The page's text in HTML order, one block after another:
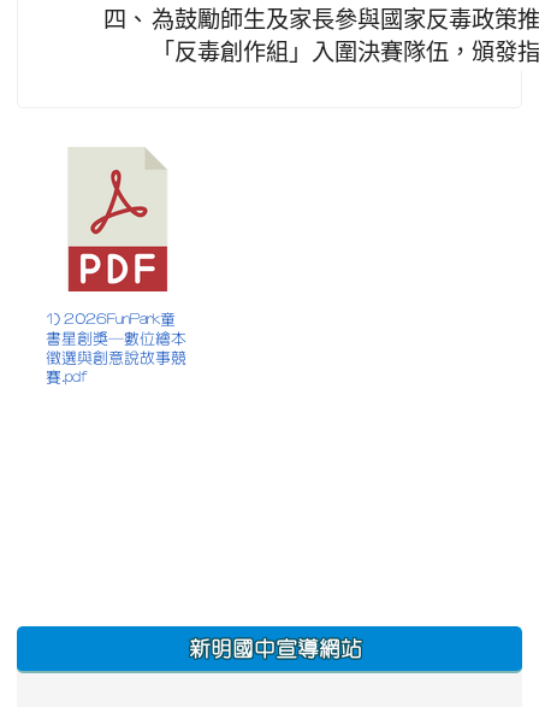
四、 為鼓勵師生及家長參與國家反毒政策
「反毒創作組」入圍決賽隊伍，頒發
1) 2026FunPark童
書星創獎─數位繪本
徵選與創意說故事競
賽.pdf
:::
新明國中宣導網站